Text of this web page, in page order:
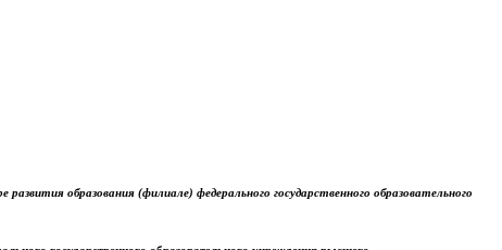
образования (филиале) федерального государственного образовательного